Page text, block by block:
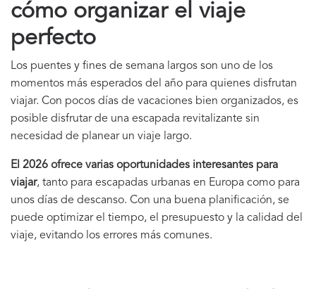
cómo organizar el viaje
perfecto
Los puentes y fines de semana largos son uno de los
momentos más esperados del año para quienes disfrutan
viajar. Con pocos días de vacaciones bien organizados, es
posible disfrutar de una escapada revitalizante sin
necesidad de planear un viaje largo.
El 2026 ofrece varias oportunidades interesantes para
viajar, tanto para escapadas urbanas en Europa como para
unos días de descanso. Con una buena planificación, se
puede optimizar el tiempo, el presupuesto y la calidad del
viaje, evitando los errores más comunes.